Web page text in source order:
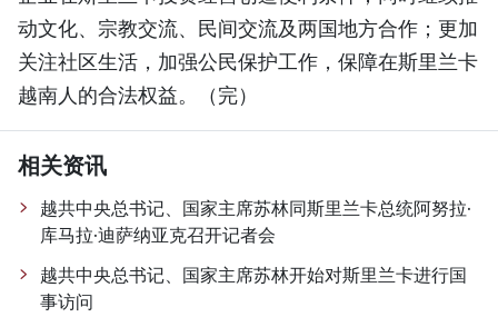
动文化、宗教交流、民间交流及两国地方合作；更加
关注社区生活，加强公民保护工作，保障在斯里兰卡
越南人的合法权益。（完）
相关资讯
越共中央总书记、国家主席苏林同斯里兰卡总统阿努拉·
库马拉·迪萨纳亚克召开记者会
越共中央总书记、国家主席苏林开始对斯里兰卡进行国
事访问